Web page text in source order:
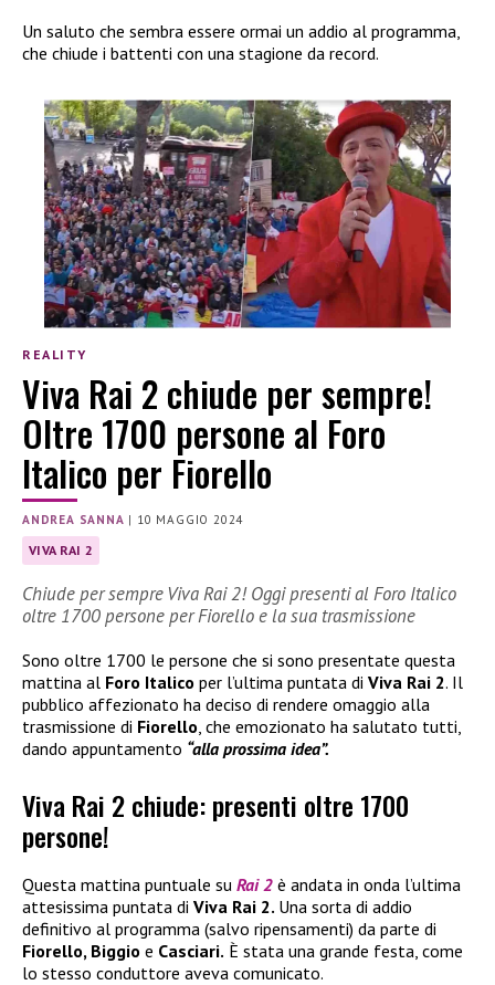
Un saluto che sembra essere ormai un addio al programma,
che chiude i battenti con una stagione da record.
REALITY
Viva Rai 2 chiude per sempre!
Oltre 1700 persone al Foro
Italico per Fiorello
ANDREA SANNA | 10 MAGGIO 2024
VIVA RAI 2
Chiude per sempre Viva Rai 2! Oggi presenti al Foro Italico
oltre 1700 persone per Fiorello e la sua trasmissione
Sono oltre 1700 le persone che si sono presentate questa
mattina al Foro Italico per l’ultima puntata di Viva Rai 2. Il
pubblico affezionato ha deciso di rendere omaggio alla
trasmissione di Fiorello, che emozionato ha salutato tutti,
dando appuntamento “alla prossima idea”.
Viva Rai 2 chiude: presenti oltre 1700
persone!
Questa mattina puntuale su Rai 2 è andata in onda l’ultima
attesissima puntata di Viva Rai 2. Una sorta di addio
definitivo al programma (salvo ripensamenti) da parte di
Fiorello, Biggio e Casciari. È stata una grande festa, come
lo stesso conduttore aveva comunicato.